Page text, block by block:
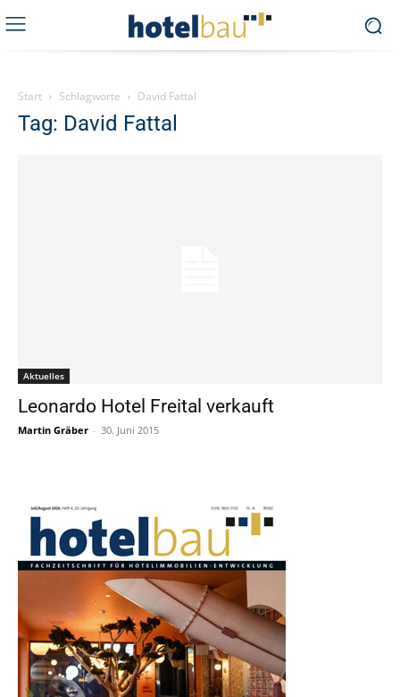
Start Schlagworte David Fattal
Tag: David Fattal
Aktuelles
Leonardo Hotel Freital verkauft
Martin Gräber - 30. Juni 2015